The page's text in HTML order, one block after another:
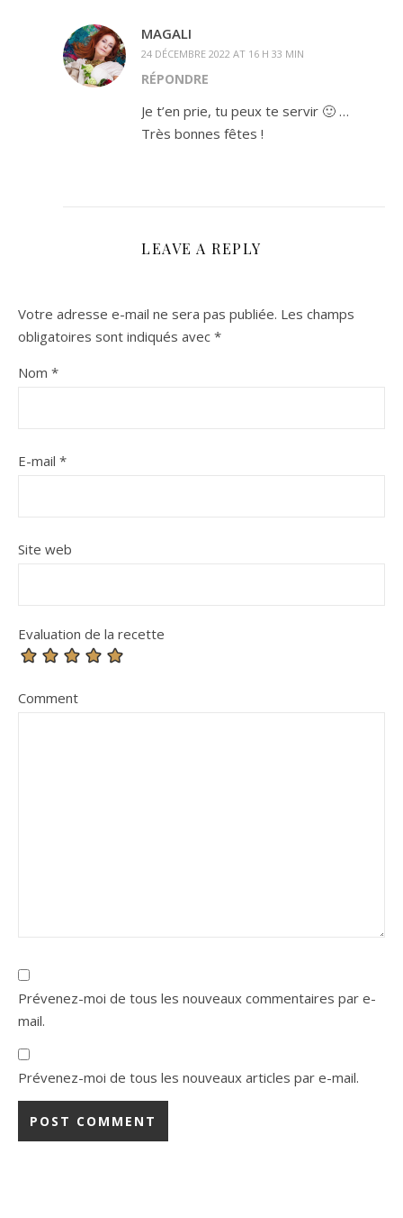
MAGALI
24 DÉCEMBRE 2022 AT 16 H 33 MIN
RÉPONDRE
Je t’en prie, tu peux te servir 🙂 …
Très bonnes fêtes !
LEAVE A REPLY
Votre adresse e-mail ne sera pas publiée. Les champs
obligatoires sont indiqués avec *
Nom *
E-mail *
Site web
Evaluation de la recette
Comment
Prévenez-moi de tous les nouveaux commentaires par e-
mail.
Prévenez-moi de tous les nouveaux articles par e-mail.